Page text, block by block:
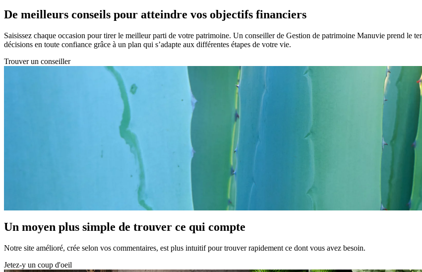
De meilleurs conseils pour atteindre vos objectifs financiers
Saisissez chaque occasion pour tirer le meilleur parti de votre patrimoine. Un conseiller de Gestion de patrimoine Manuvie prend le
décisions en toute confiance grâce à un plan qui s’adapte aux différentes étapes de votre vie.
Trouver un conseiller
Un moyen plus simple de trouver ce qui compte
Notre site amélioré, crée selon vos commentaires, est plus intuitif pour trouver rapidement ce dont vous avez besoin.
Jetez-y un coup d'oeil